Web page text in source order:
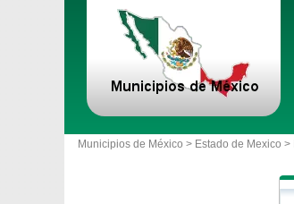
Municipios de México > Estado de Mexico >